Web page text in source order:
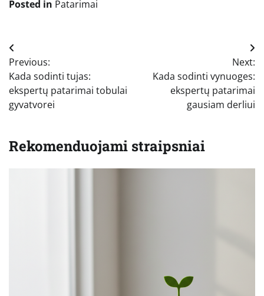
Posted in Patarimai
Navigacija
tarp
įrašų
Previous:
Kada sodinti tujas:
ekspertų patarimai tobulai
gyvatvorei
Next:
Kada sodinti vynuoges:
ekspertų patarimai
gausiam derliui
Rekomenduojami straipsniai